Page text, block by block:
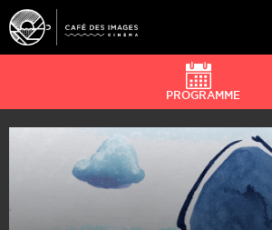
À L’AFFICHE
ÉVÉNEMENTS
CAFÉ DU CINÉ
PRATIQUE
PROGRAMME